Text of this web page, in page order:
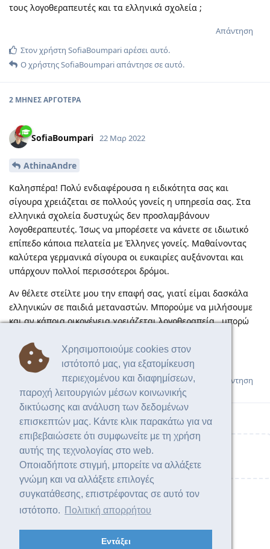
Χρησιμοποιούμε cookies στον
ιστότοπό μας, για εξατομίκευση
περιεχομένου και διαφημίσεων,
παροχή λειτουργιών μέσων κοινωνικής
δικτύωσης και ανάλυση των δεδομένων
επισκεπτών μας. Κάντε κλικ παρακάτω για να
επιβεβαιώσετε ότι συμφωνείτε με τη χρήση
αυτής της τεχνολογίας στο web.
Οποιαδήποτε στιγμή, μπορείτε να αλλάξετε
γνώμη και να αλλάξετε επιλογές
συγκατάθεσης, επιστρέφοντας σε αυτό τον
ιστότοπο.
Πολιτική απορρήτου
Εντάξει
τους λογοθεραπευτές και τα ελληνικά σχολεία ;
Απάντηση
Στον χρήστη SofiaBoumpariαρέσει αυτό.
Ο χρήστηςSofiaBoumpariαπάντησε σε αυτό.
2 ΜΉΝΕΣΑΡΓΌΤΕΡΑ
SofiaBoumpari 22 Μαρ 2022
AthinaAndre
Καλησπέρα! Πολύ ενδιαφέρουσα η ειδικότητα σας και
σίγουρα χρειάζεται σε πολλούς γονείς η υπηρεσία σας. Στα
ελληνικά σχολεία δυστυχώς δεν προσλαμβάνουν
λογοθεραπευτές. Ίσως να μπορέσετε να κάνετε σε ιδιωτικό
επίπεδο κάποια πελατεία με Έλληνες γονείς. Μαθαίνοντας
καλύτερα γερμανικά σίγουρα οι ευκαιρίες αυξάνονται και
υπάρχουν πολλοί περισσότεροι δρόμοι.
Αν θέλετε στείλτε μου την επαφή σας, γιατί είμαι δασκάλα
ελληνικών σε παιδιά μεταναστών. Μπορούμε να μιλήσουμε
και αν κάποια οικογένεια χρειάζεται λογοθεραπεία , μπορώ
Καλή επιτυχία σε κάθε περίπτωση !
Απάντηση
Γράψτε μία απάντηση...